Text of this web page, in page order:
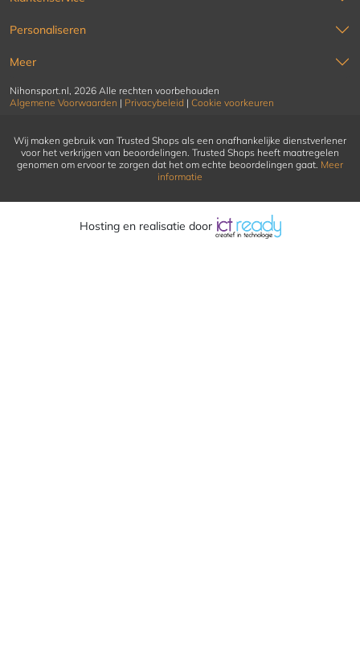
Personaliseren
Meer
Nihonsport.nl, 2026 Alle rechten voorbehouden
Algemene Voorwaarden | Privacybeleid | Cookie voorkeuren
Wij maken gebruik van Trusted Shops als een onafhankelijke dienstverlener
voor het verkrijgen van beoordelingen. Trusted Shops heeft maatregelen
genomen om ervoor te zorgen dat het om echte beoordelingen gaat. Meer
informatie
Hosting en realisatie door